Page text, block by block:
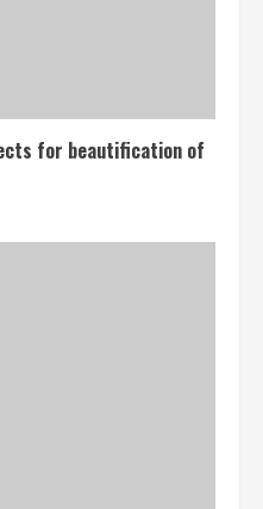
for beautification of